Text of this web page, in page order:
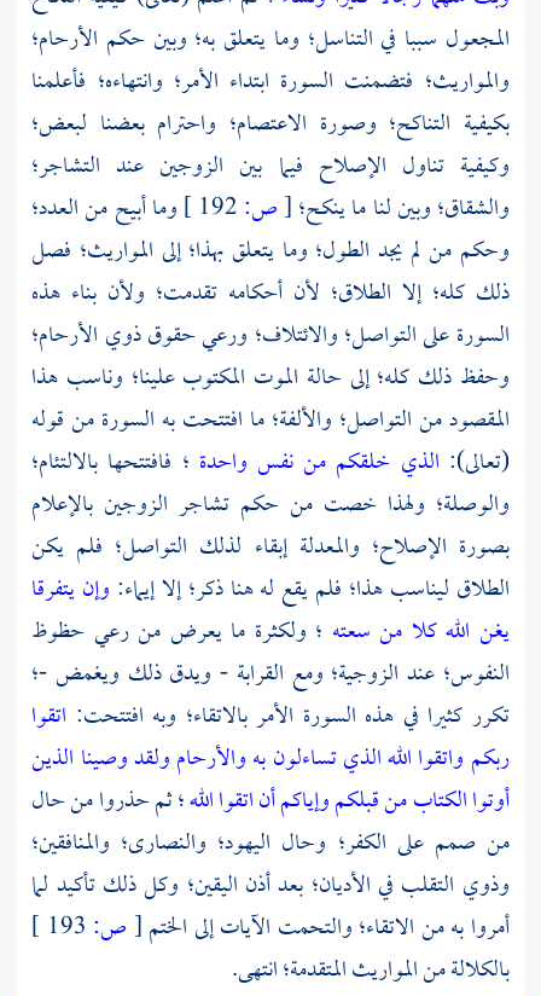
المجعول سببا في التناسل؛ وما يتعلق به؛ وبين حكم الأرحام؛
والمواريث؛ فتضمنت السورة ابتداء الأمر؛ وانتهاءه؛ فأعلمنا
بكيفية التناكح؛ وصورة الاعتصام؛ واحترام بعضنا لبعض؛
وكيفية تناول الإصلاح فيما بين الزوجين عند التشاجر؛
والشقاق؛ وبين لنا ما ينكح؛[ص:
وما أبيح من العدد؛
وحكم من لم يجد الطول؛ وما يتعلق بهذا؛ إلى المواريث؛ فصل
ذلك كله؛ إلا الطلاق؛ لأن أحكامه تقدمت؛ ولأن بناء هذه
السورة على التواصل؛ والائتلاف؛ ورعي حقوق ذوي الأرحام؛
وحفظ ذلك كله؛ إلى حالة الموت المكتوب علينا؛ وناسب هذا
المقصود من التواصل؛ والألفة؛ ما افتتحت به السورة من قوله
(تعالى): الذي خلقكم من نفس واحدة ؛ فافتتحها بالالتئام؛
والوصلة؛ ولهذا خصت من حكم تشاجر الزوجين بالإعلام
بصورة الإصلاح؛ والمعدلة إبقاء لذلك التواصل؛ فلم يكن
الطلاق ليناسب هذا؛ فلم يقع له هنا ذكر؛ إلا إيماء: وإن يتفرقا
يغن الله كلا من سعته ؛ ولكثرة ما يعرض من رعي حظوظ
النفوس؛ عند الزوجية؛ ومع القرابة - ويدق ذلك ويغمض -؛
تكرر كثيرا في هذه السورة الأمر بالاتقاء؛ وبه افتتحت: اتقوا
ربكم واتقوا الله الذي تساءلون به والأرحامولقد وصينا الذين
أوتوا الكتاب من قبلكم وإياكم أن اتقوا الله؛ ثم حذروا من حال
من صمم على الكفر؛ وحال اليهود؛ والنصارى؛ والمنافقين؛
وذوي التقلب في الأديان؛ بعد أذن اليقين؛ وكل ذلك تأكيد لما
أمروا به من الاتقاء؛ والتحمت الآيات إلى الختم[ص:
بالكلالة من المواريث المتقدمة؛ انتهى.